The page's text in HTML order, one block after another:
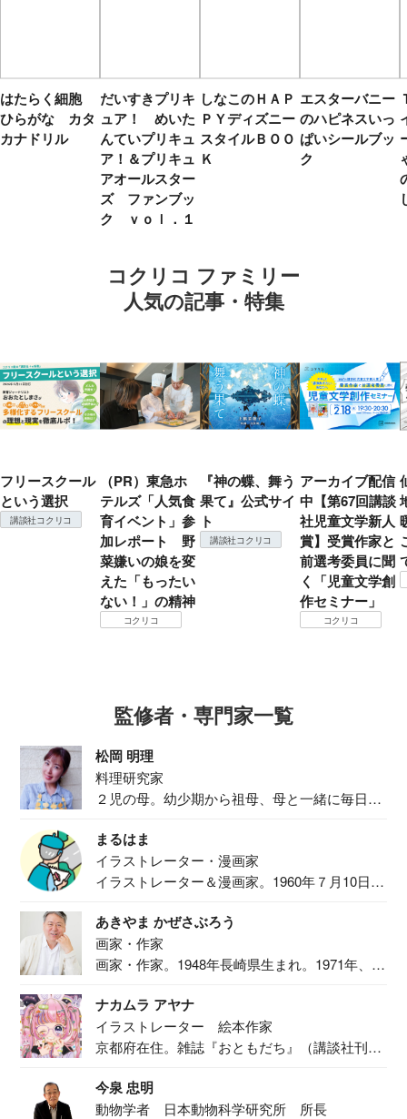
はたらく細胞
ひらがな カタ
カナドリル
だいすきプリキ
ュア！ めいた
んていプリキュ
ア！＆プリキュ
アオールスター
ズ ファンブッ
ク ｖｏｌ．１
しなこのＨＡＰ
ＰＹディズニー
スタイルＢＯＯ
Ｋ
エスターバニー
のハピネスいっ
ぱいシールブッ
ク
コクリコ ファミリー
人気の記事・特集
フリースクール
という選択
講談社コクリコ
（PR）東急ホ
テルズ「人気食
育イベント」参
加レポート 野
菜嫌いの娘を変
えた「もったい
ない！」の精神
コクリコ
『神の蝶、舞う
果て』公式サイ
ト
講談社コクリコ
アーカイブ配信
中【第67回講談
社児童文学新人
賞】受賞作家と
前選考委員に聞
く「児童文学創
作セミナー」
コクリコ
監修者・専門家一覧
松岡 明理
料理研究家
２児の母。幼少期から祖母、母と一緒に毎日の
まるはま
イラストレーター・漫画家
イラストレーター＆漫画家。1960年７月10日生
あきやま かぜさぶろう
画家・作家
画家・作家。1948年長崎県生まれ。1971年、
ナカムラ アヤナ
イラストレーター 絵本作家
京都府在住。雑誌『おともだち』（講談社刊）
今泉 忠明
動物学者 日本動物科学研究所 所長